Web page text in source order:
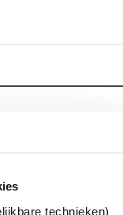
technieken)
postcode.